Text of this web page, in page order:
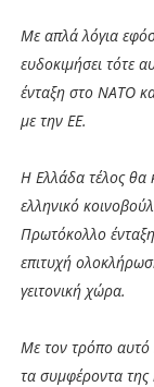
Με απλά λόγια
ευδοκιμήσει τότε
ένταξη στο ΝΑΤΟ
με την ΕΕ.
Η Ελλάδα τέλος θα
ελληνικό
Πρωτόκολλο
επιτυχή
γειτονική χώρα.
Με τον τρόπο αυτό
τα συμφέροντα της